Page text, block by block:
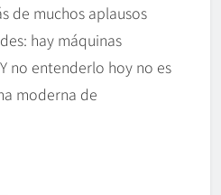
de muchos aplausos
hay máquinas
no entenderlo hoy no es
moderna de